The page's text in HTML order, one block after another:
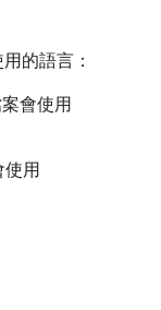
的語言：
會使用
使用